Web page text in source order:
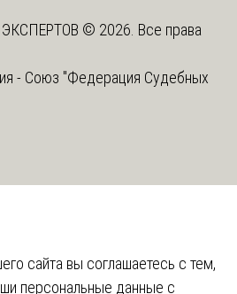
© 2026. Все права
- Союз "Федерация Судебных
сайта вы соглашаетесь с тем,
персональные данные с